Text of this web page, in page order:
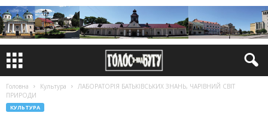
Головна Культура
ЛАБОРАТОРІЯ БАТЬКІВСЬКИХ ЗНАНЬ, ЧАРІВНИЙ СВІТ
ПРИРОДИ
КУЛЬТУРА